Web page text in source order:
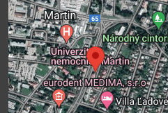
Externý obsah je
blokovaný Voľbami
súkromia
Prajete si načítať externý obsah?
Povoliť tentokrát